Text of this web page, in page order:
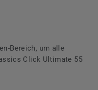
Bereich, um alle
Click Ultimate 55